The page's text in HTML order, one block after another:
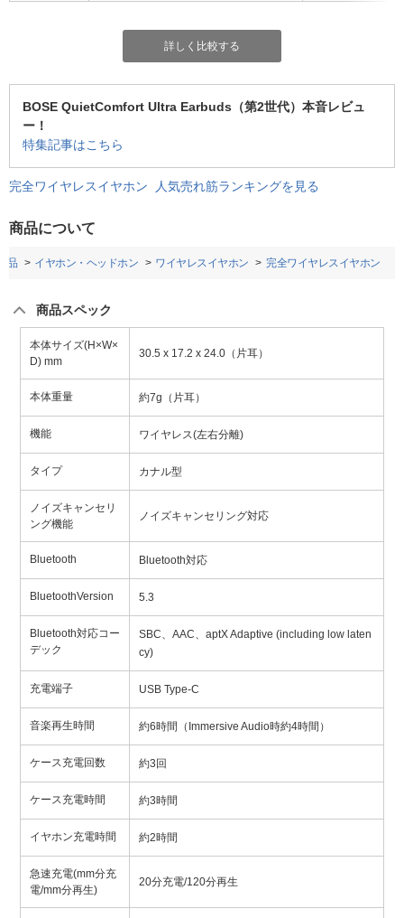
詳しく比較する
BOSE QuietComfort Ultra Earbuds（第2世代）本音レビュ
ー！
特集記事はこちら
完全ワイヤレスイヤホン 人気売れ筋ランキングを見る
商品について
品 イヤホン・ヘッドホン ワイヤレスイヤホン 完全ワイヤレスイヤホン
商品スペック
本体サイズ(H×W×
D) mm
30.5 x 17.2 x 24.0（片耳）
本体重量 約7g（片耳）
機能 ワイヤレス(左右分離)
タイプ カナル型
ノイズキャンセリ
ング機能
ノイズキャンセリング対応
Bluetooth Bluetooth対応
BluetoothVersion 5.3
Bluetooth対応コー
デック
SBC、AAC、aptX Adaptive (including low laten
cy)
充電端子 USB Type-C
音楽再生時間 約6時間（Immersive Audio時約4時間）
ケース充電回数 約3回
ケース充電時間 約3時間
イヤホン充電時間 約2時間
急速充電(mm分充
電/mm分再生)
20分充電/120分再生